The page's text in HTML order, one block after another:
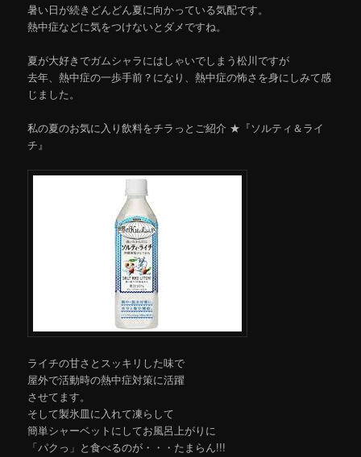
暑い日が続きどんどん夏に向かっている気配です。
熱中症などに気をつけないとダメですね。
夏が大好きでガムシャラにはしゃいでしまう松川ですが
去年、熱中症の一歩手前？になり、熱中症の怖さを身にしみて感
じました。
私の夏のお気に入り飲料をチラっとご紹介 ★『ソルティ＆ライ
チ』
ライチの甘さとスッキリした味で
屋外で活動時の熱中症対策に活躍
させてます。
そして製氷皿に入れて凍らして
簡単シャーベットにしてお風呂上がりに
「パクっ」と食べるのが・・・たまらん!!!